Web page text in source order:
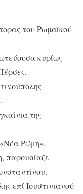
του Ρωμαϊκού
κυρίως
της
Ρώμη».
παρουσίαζε
επί Ιουστινιανού